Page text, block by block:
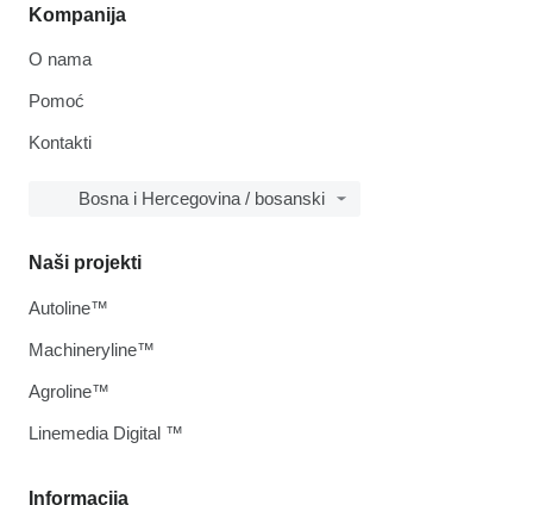
Kompanija
O nama
Pomoć
Kontakti
Bosna i Hercegovina / bosanski
Informacija
Naši projekti
Autoline™
Machineryline™
Agroline™
Linemedia Digital ™